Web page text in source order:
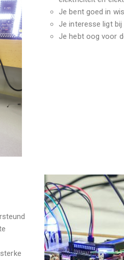
Je bent goed in
Je interesse ligt
Je hebt oog voor